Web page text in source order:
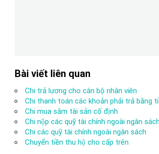
Bài viết liên quan
Chi trả lương cho cán bộ nhân viên
Chi thanh toán các khoản phải trả bằng
Chi mua sắm tài sản cố định
Chi nộp các quỹ tài chính ngoài ngân
Chi các quỹ tài chính ngoài ngân sách
Chuyển tiền thu hộ cho cấp trên